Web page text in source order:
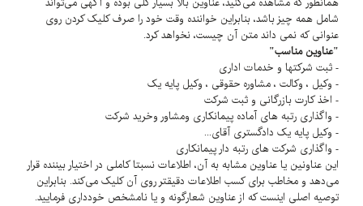
شامل همه چیز باشد، بنابراین خواننده وقت خود را صرف کلیک کردن روی
عنوانی که نمی داند متن آن چیست، نخواهد کرد.
"عناوین مناسب"
- ثبت شرکتها و خدمات اداری
- وکیل ، وکالت ، مشاوره حقوقی ، وکیل پایه یک
- اخذ کارت بازرگانی و ثبت شرکت
- واگذاری رتبه های آماده پیمانکاری ومشاور وخرید شرکت
- وکیل پایه یک دادگستری آقای...
- واگذاری شرکت های رتبه دار پیمانکاری
این عناونین یا عناوین مشابه به آن، اطلاعات نسبتا کاملی در اختیار بیننده قرار
می‌دهد و مخاطب برای کسب اطلاعات دقیقتر روی آن کلیک می‌کند. بنابراین
توصیه اصلی اینست که از عناوین شعارگونه و یا نامشخص خودداری فرمایید.